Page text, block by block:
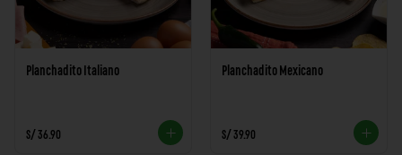
Planchadito Italiano
S/ 36.90
Planchadito Mexicano
S/ 39.90